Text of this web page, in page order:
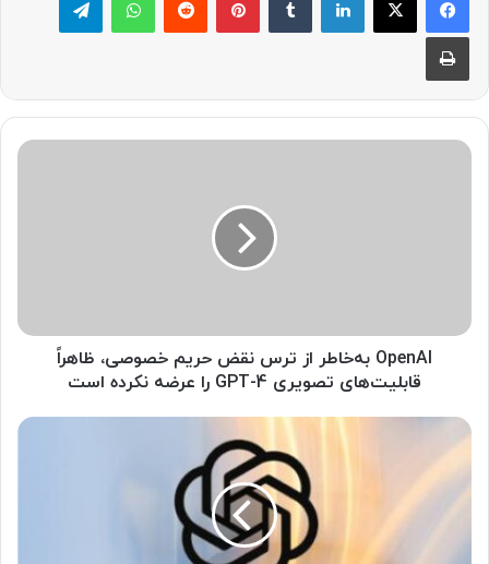
چاپ
O
خ
ا
OpenAI به‌خاطر از ترس نقض حریم خصوصی، ظاهراً
قابلیت‌های تصویری GPT-4 را عرضه نکرده است
آ